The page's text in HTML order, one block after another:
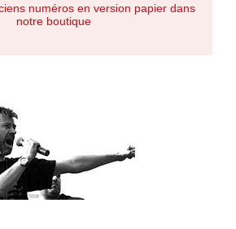
numéros en version papier dans
notre boutique